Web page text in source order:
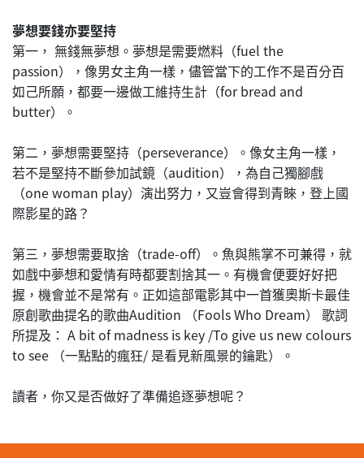
夢想要錢亦要堅持
第一， 無錢無夢想。夢想是需要燃料（fuel the
passion），像男女主角一樣，儘管當下的工作不是百分百
如己所願，都要一邊做工維持生計（for bread and
butter）。
第二，夢想需要堅持（perseverance）。像女主角一樣，
若不是堅持不斷參加試鏡（audition），為自己獨腳戲
（one woman play）演出努力，又豈會得到青睞，登上國
際影星的路？
第三，夢想需要取捨（trade-off）。魚與熊掌不可兼得，就
如戲中夢想和愛情有時都要割捨其一。有機會便要好好把
握，機會並不是常有。正如這部電影其中一首獲奧斯卡最佳
原創歌曲提名的歌曲Audition （Fools Who Dream） 歌詞
所提及： A bit of madness is key /To give us new colours
to see （一點點的瘋狂/ 是看見新風景的鑰匙）。
讀者，你又是否做好了準備追逐夢想呢？